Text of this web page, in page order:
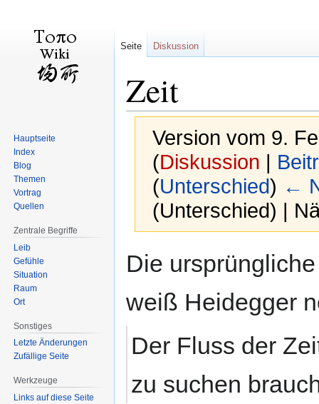
Zeit
Version vom 9.
(Diskussion |
(Unterschied) ←
(Unterschied) |
Navigation
Suche
Die
weiß Heidegger
Der Fluss der
zu suchen
Seite Diskussion
Hauptseite
Index
Blog
Themen
Vortrag
Quellen
Zentrale Begriffe
Leib
Gefühle
Situation
Raum
Ort
Sonstiges
Letzte Änderungen
Zufällige Seite
Werkzeuge
Links auf diese Seite